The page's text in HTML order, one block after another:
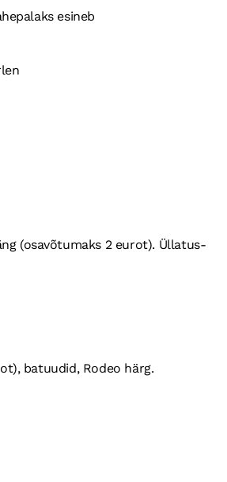
esineb
(osavõtumaks 2 eurot). Üllatus-
batuudid, Rodeo härg.